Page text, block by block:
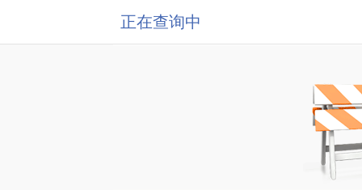
正在查询中